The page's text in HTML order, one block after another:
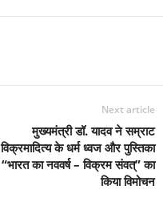
Next article
मुख्यमंत्री डॉ. यादव ने सम्राट
विक्रमादित्य के धर्म ध्वज और पुस्तिका
“भारत का नववर्ष – विक्रम संवत्” का
किया विमोचन